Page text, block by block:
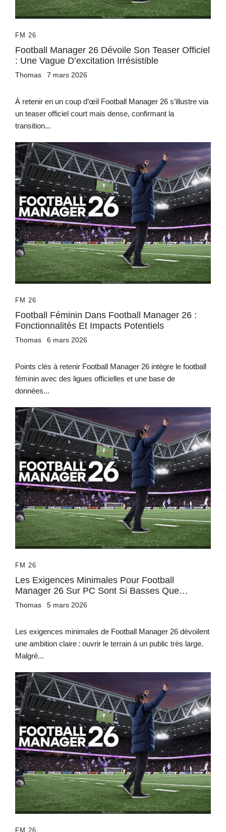
FM 26
Football Manager 26 Dévoile Son Teaser Officiel
: Une Vague D’excitation Irrésistible
Thomas 7 mars 2026
À retenir en un coup d’œil Football Manager 26 s’illustre via
un teaser officiel court mais dense, confirmant la
transition...
FM 26
Football Féminin Dans Football Manager 26 :
Fonctionnalités Et Impacts Potentiels
Thomas 6 mars 2026
Points clés à retenir Football Manager 26 intègre le football
féminin avec des ligues officielles et une base de
données...
FM 26
Les Exigences Minimales Pour Football
Manager 26 Sur PC Sont Si Basses Que…
Thomas 5 mars 2026
Les exigences minimales de Football Manager 26 dévoilent
une ambition claire : ouvrir le terrain à un public très large.
Malgré...
FM 26